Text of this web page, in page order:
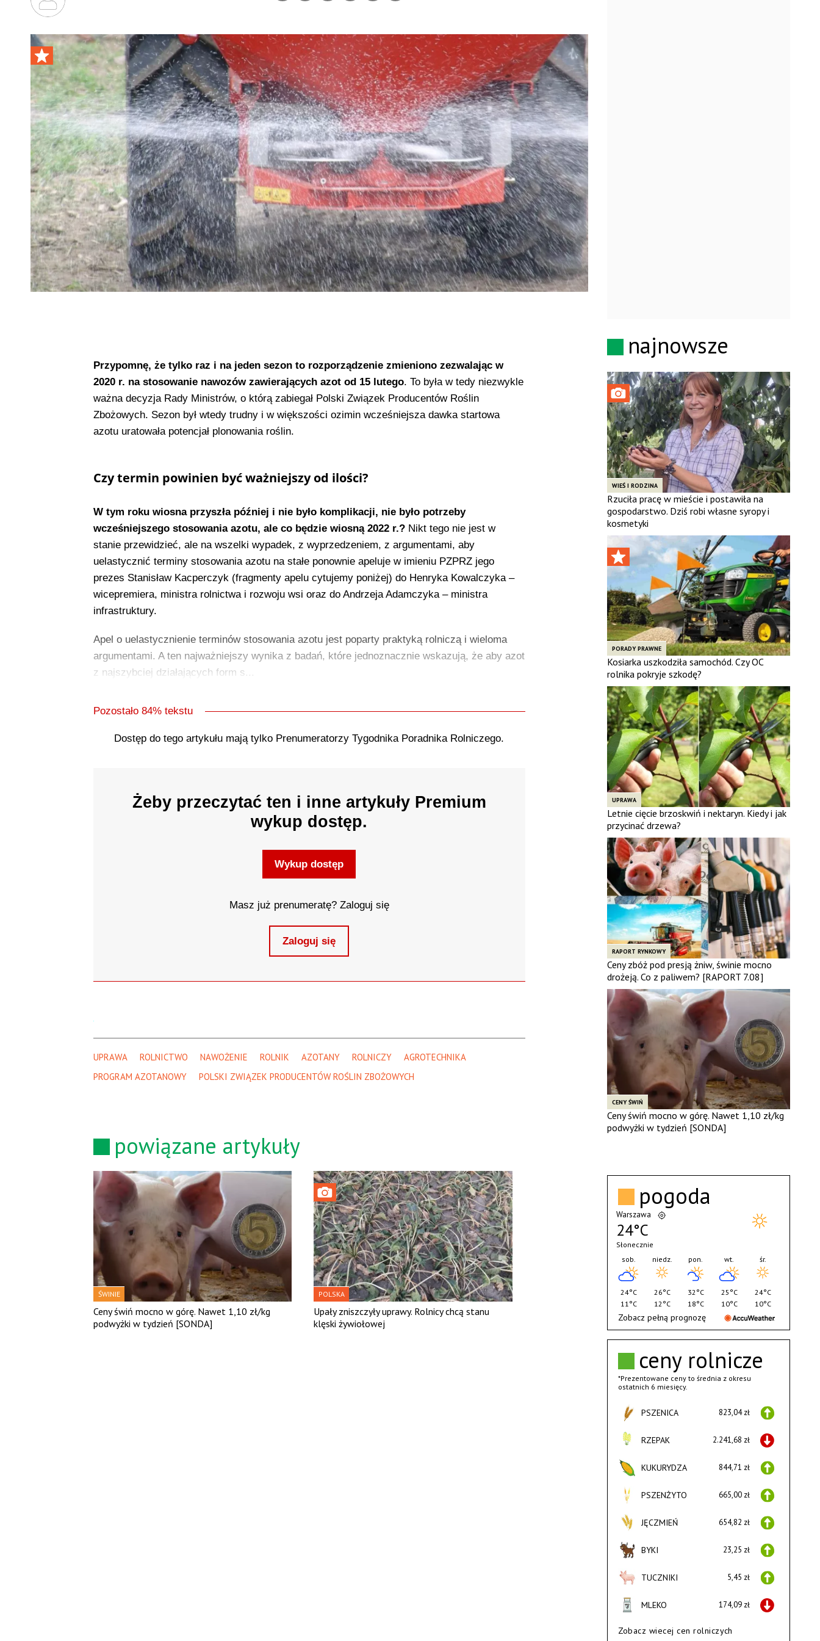
Przypomnę, że tylko raz i na jeden sezon to rozporządzenie zmieniono zezwalając w
2020 r. na stosowanie nawozów zawierających azot od 15 lutego. To była w tedy niezwykle
ważna decyzja Rady Ministrów, o którą zabiegał Polski Związek Producentów Roślin
Zbożowych. Sezon był wtedy trudny i w większości ozimin wcześniejsza dawka startowa
azotu uratowała potencjał plonowania roślin.
Czy termin powinien być ważniejszy od ilości?
W tym roku wiosna przyszła później i nie było komplikacji, nie było potrzeby
wcześniejszego stosowania azotu, ale co będzie wiosną 2022 r.?Nikt tego nie jest w
stanie przewidzieć, ale na wszelki wypadek, z wyprzedzeniem, z argumentami, aby
uelastycznić terminy stosowania azotu na stałe ponownie apeluje w imieniu PZPRZ jego
prezes Stanisław Kacperczyk (fragmenty apelu cytujemy poniżej) do Henryka Kowalczyka –
wicepremiera, ministra rolnictwa i rozwoju wsi oraz do Andrzeja Adamczyka – ministra
infrastruktury.
Apel o uelastycznienie terminów stosowania azotu jest poparty praktyką rolniczą i wieloma
argumentami. A ten najważniejszy wynika z badań, które jednoznacznie wskazują, że aby azot
z najszybciej działających form s...
Pozostało 84% tekstu
Dostęp do tego artykułu mają tylko Prenumeratorzy Tygodnika Poradnika Rolniczego.
Żeby przeczytać ten i inne artykuły Premium
wykup dostęp.
Wykup dostęp
Masz już prenumeratę? Zaloguj się
Zaloguj się
UPRAWA ROLNICTWO NAWOŻENIE ROLNIK AZOTANY ROLNICZY
AGROTECHNIKA
PROGRAM AZOTANOWY
POLSKI ZWIĄZEK PRODUCENTÓW ROŚLIN ZBOŻOWYCH
powiązane artykuły
ŚWINIE
Ceny świń mocno w górę. Nawet 1,10 zł/kg
podwyżki w tydzień [SONDA]
POLSKA
Upały zniszczyły uprawy. Rolnicy chcą stanu
klęski żywiołowej
najnowsze
WIEŚ I RODZINA
Rzuciła pracę w mieście i postawiła na
gospodarstwo. Dziś robi własne syropy i
kosmetyki
PORADY PRAWNE
Kosiarka uszkodziła samochód. Czy OC
rolnika pokryje szkodę?
UPRAWA
Letnie cięcie brzoskwiń i nektaryn. Kiedy i jak
przycinać drzewa?
RAPORT RYNKOWY
Ceny zbóż pod presją żniw, świnie mocno
drożeją. Co z paliwem? [RAPORT 7.08]
CENY ŚWIŃ
Ceny świń mocno w górę. Nawet 1,10 zł/kg
podwyżki w tydzień [SONDA]
ceny rolnicze
*Prezentowane ceny to średnia z okresu
ostatnich 6 miesięcy.
PSZENICA 823,04 zł
RZEPAK 2.241,68 zł
KUKURYDZA 844,71 zł
PSZENŻYTO 665,00 zł
JĘCZMIEŃ 654,82 zł
BYKI 23,25 zł
TUCZNIKI 5,45 zł
MLEKO 174,09 zł
Zobacz wiecej cen rolniczych
pogoda
Warszawa
24°C
Słonecznie
sob.
24°C
11°C
niedz.
26°C
12°C
pon.
32°C
18°C
wt.
25°C
10°C
śr.
24°C
10°C
Zobacz pełną prognozę